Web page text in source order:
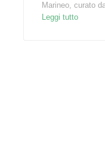
Marineo, curato
Leggi tutto